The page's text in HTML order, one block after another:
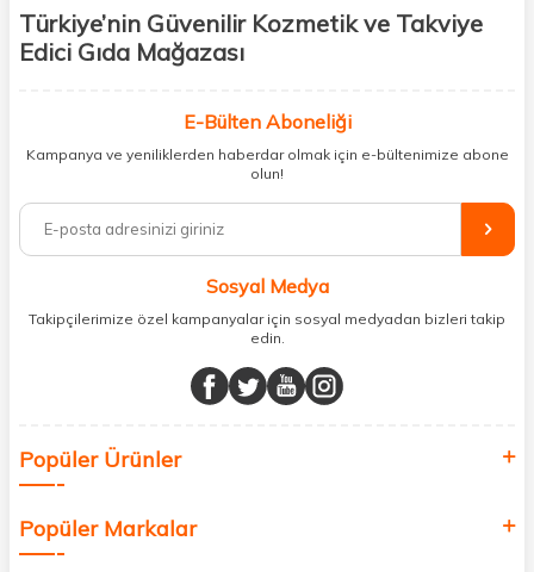
Türkiye’nin Güvenilir Kozmetik ve Takviye
Edici Gıda Mağazası
kişisel bakım hem de takviye edici gıda ürünlerini sizlerle
buluşturuyoruz. Artık mağaza mağaza dolaşmanıza gerek yok;
ihtiyacınız olan her şeyi tek bir çatı altında topluyor ve kapınıza kadar
%100 orijinal kozmetik ve sağlık ürünleriyle güzelliğinizi tamamlayabilir,
vücudunuzu desteklemek için güvenilir takviye edici gıdalara
minerallere kadar binlerce ürünü uygun fiyat ve hızlı kargo avantajıyla
sunuyoruz.
buluşturuyor ve online alışveriş deneyiminizi en iyi hale getiriyoruz.
Sağlık, güzellik ve iyi yaşam için aradığınız her şey burada!
değer katmak için bize katılın!
E-Bülten Aboneliği
Kampanya ve yeniliklerden haberdar olmak için e-bültenimize abone
olun!
Sosyal Medya
Takipçilerimize özel kampanyalar için sosyal medyadan bizleri takip
edin.
Popüler Ürünler
Popüler Markalar